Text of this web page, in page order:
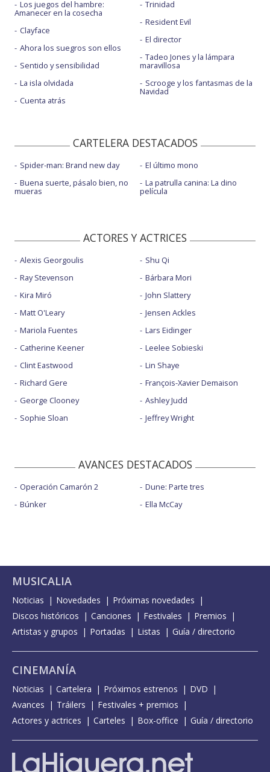
Los juegos del hambre:
Amanecer en la cosecha
Clayface
Ahora los suegros son ellos
Sentido y sensibilidad
La isla olvidada
Cuenta atrás
Trinidad
Resident Evil
El director
Tadeo Jones y la lámpara
maravillosa
Scrooge y los fantasmas de la
Navidad
CARTELERA DESTACADOS
Spider-man: Brand new day
Buena suerte, pásalo bien, no
mueras
El último mono
La patrulla canina: La dino
película
ACTORES Y ACTRICES
Alexis Georgoulis
Ray Stevenson
Kira Miró
Matt O'Leary
Mariola Fuentes
Catherine Keener
Clint Eastwood
Richard Gere
George Clooney
Sophie Sloan
Shu Qi
Bárbara Mori
John Slattery
Jensen Ackles
Lars Eidinger
Leelee Sobieski
Lin Shaye
François-Xavier Demaison
Ashley Judd
Jeffrey Wright
AVANCES DESTACADOS
Operación Camarón 2
Búnker
Dune: Parte tres
Ella McCay
MUSICALIA
Noticias Novedades
Próximas novedades
Discos históricos
Canciones Festivales
Premios
Artistas y grupos
Portadas Listas Guía / directorio
CINEMANÍA
Noticias Cartelera Próximos estrenos
DVD
Avances
Tráilers
Festivales + premios
Actores y actrices
Carteles Box-office Guía / directorio